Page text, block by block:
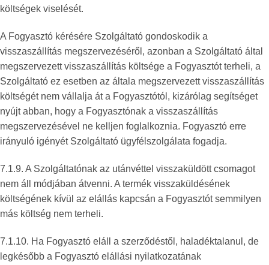
költségek viselését.
A Fogyasztó kérésére Szolgáltató gondoskodik a
visszaszállítás megszervezéséről, azonban a Szolgáltató által
megszervezett visszaszállítás költsége a Fogyasztót terheli, a
Szolgáltató ez esetben az általa megszervezett visszaszállítás
költségét nem vállalja át a Fogyasztótól, kizárólag segítséget
nyújt abban, hogy a Fogyasztónak a visszaszállítás
megszervezésével ne kelljen foglalkoznia. Fogyasztó erre
irányuló igényét Szolgáltató ügyfélszolgálata fogadja.
7.1.9. A Szolgáltatónak az utánvéttel visszaküldött csomagot
nem áll módjában átvenni. A termék visszaküldésének
költségének kívül az elállás kapcsán a Fogyasztót semmilyen
más költség nem terheli.
7.1.10. Ha Fogyasztó eláll a szerződéstől, haladéktalanul, de
legkésőbb a Fogyasztó elállási nyilatkozatának